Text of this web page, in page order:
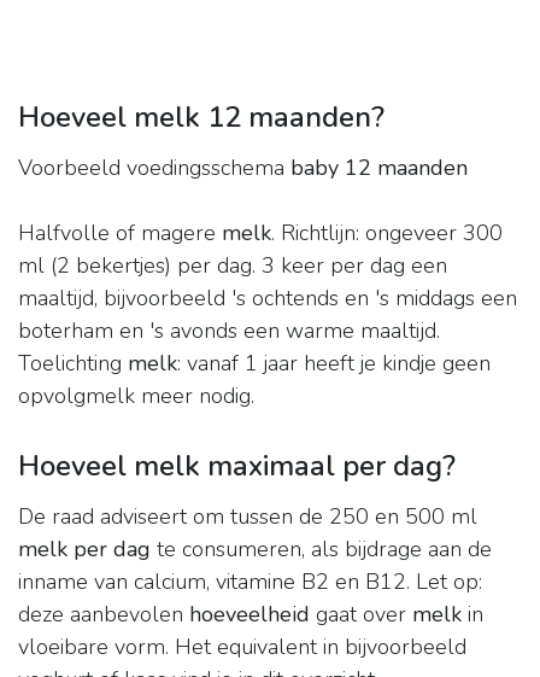
Hoeveel melk 12 maanden?
Voorbeeld voedingsschema baby 12 maanden
Halfvolle of magere melk. Richtlijn: ongeveer 300
ml (2 bekertjes) per dag. 3 keer per dag een
maaltijd, bijvoorbeeld 's ochtends en 's middags een
boterham en 's avonds een warme maaltijd.
Toelichting melk: vanaf 1 jaar heeft je kindje geen
opvolgmelk meer nodig.
Hoeveel melk maximaal per dag?
De raad adviseert om tussen de 250 en 500 ml
melk per dag te consumeren, als bijdrage aan de
inname van calcium, vitamine B2 en B12. Let op:
deze aanbevolen hoeveelheid gaat over melk in
vloeibare vorm. Het equivalent in bijvoorbeeld